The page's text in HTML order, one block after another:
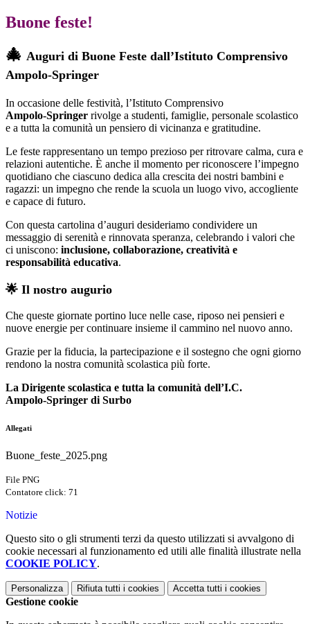
Buone feste!
🎄 Auguri di Buone Feste dall’Istituto Comprensivo
Ampolo‑Springer
In occasione delle festività, l’Istituto Comprensivo
Ampolo‑Springer rivolge a studenti, famiglie, personale scolastico
e a tutta la comunità un pensiero di vicinanza e gratitudine.
Le feste rappresentano un tempo prezioso per ritrovare calma, cura e
relazioni autentiche. È anche il momento per riconoscere l’impegno
quotidiano che ciascuno dedica alla crescita dei nostri bambini e
ragazzi: un impegno che rende la scuola un luogo vivo, accogliente
e capace di futuro.
Con questa cartolina d’auguri desideriamo condividere un
messaggio di serenità e rinnovata speranza, celebrando i valori che
ci uniscono: inclusione, collaborazione, creatività e
responsabilità educativa.
🌟 Il nostro augurio
Che queste giornate portino luce nelle case, riposo nei pensieri e
nuove energie per continuare insieme il cammino nel nuovo anno.
Grazie per la fiducia, la partecipazione e il sostegno che ogni giorno
rendono la nostra comunità scolastica più forte.
La Dirigente scolastica e tutta la comunità dell’I.C.
Ampolo‑Springer di Surbo
Allegati
Buone_feste_2025.png
File PNG
Contatore click: 71
Notizie
Questo sito o gli strumenti terzi da questo utilizzati si avvalgono di
cookie necessari al funzionamento ed utili alle finalità illustrate nella
COOKIE POLICY.
Personalizza Rifiuta tutti i cookies Accetta tutti i cookies
Gestione cookie